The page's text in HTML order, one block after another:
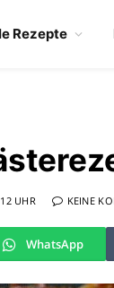
Rezepte
UHR KEINE
WhatsApp